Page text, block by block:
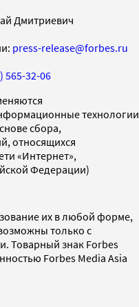
Дмитриевич
press-release@forbes.ru
565-32-06
технологии
сбора,
относящихся
«Интернет»,
Федерации)
их в любой форме,
только с
Товарный знак Forbes
Forbes Media Asia